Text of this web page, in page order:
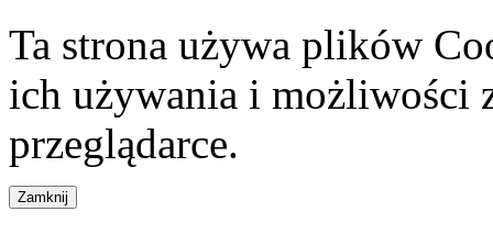
Ta strona używa plików
ich używania i możliwości
przeglądarce.